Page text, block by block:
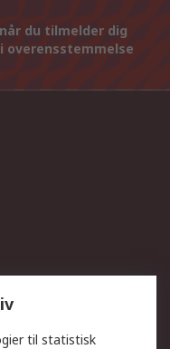
du tilmelder dig
overensstemmelse
til statistisk